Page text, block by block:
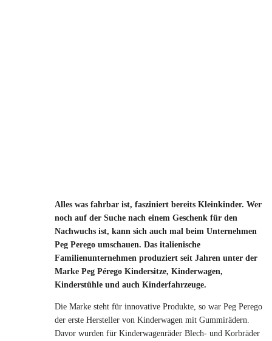
Alles was fahrbar ist, fasziniert bereits Kleinkinder. Wer
noch auf der Suche nach einem Geschenk für den
Nachwuchs ist, kann sich auch mal beim Unternehmen
Peg Perego umschauen. Das italienische
Familienunternehmen produziert seit Jahren unter der
Marke Peg Pérego Kindersitze, Kinderwagen,
Kinderstühle und auch Kinderfahrzeuge.
Die Marke steht für innovative Produkte, so war Peg Perego
der erste Hersteller von Kinderwagen mit Gummirädern.
Davor wurden für Kinderwagenräder Blech- und Korbräder